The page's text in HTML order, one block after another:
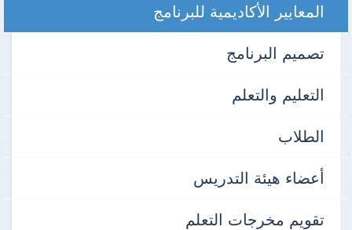
المعايير الأكاديمية للبرنامج
تصميم البرنامج
التعليم والتعلم
الطلاب
أعضاء هيئة التدريس
تقويم مخرجات التعلم